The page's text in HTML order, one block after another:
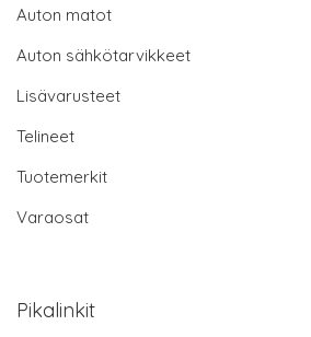
Auton matot
Auton sähkötarvikkeet
Lisävarusteet
Telineet
Tuotemerkit
Varaosat
Pikalinkit